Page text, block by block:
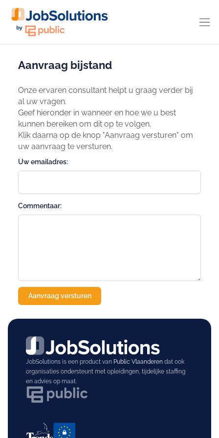
Aanvraag bijstand
Onze ervaren consultant helpt u graag verder bij
al uw vragen.
Geef hieronder in wanneer en hoe we u best
kunnen bereiken om dit op te volgen.
Klik daarna op de knop "Aanvraag versturen" om
uw aanvraag te versturen.
Uw emailadres:
Commentaar:
JobSolutions is een product van Public Vlaanderendat ook
organisaties ondersteunt met opleidingen, tijdelijke staffing
en advies op maat.